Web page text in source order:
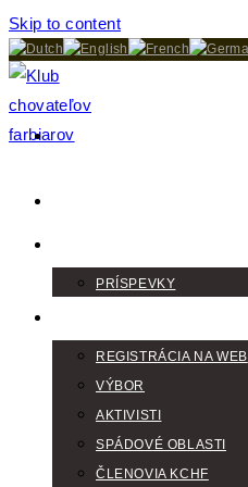
Skip to content
PRÍSPEVKY
REGISTRÁCIA NA WEB
VÝBOR
AKTIVISTI
SPÁDOVÉ OBLASTI
ČLENOVIA KCHF